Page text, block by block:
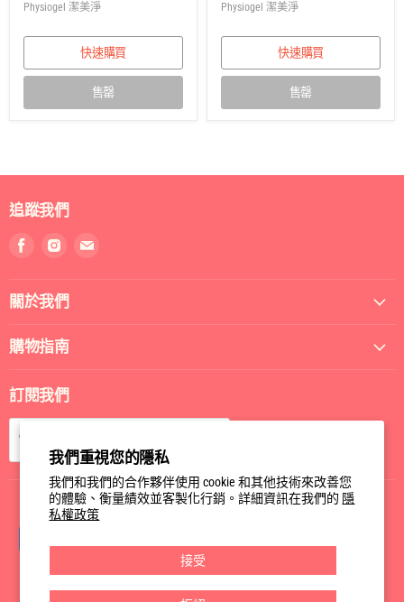
我們重視您的隱私
我們和我們的合作夥伴使用 cookie 和其他技術來改善您
的體驗、衡量績效並客製化行銷。詳細資訊在我們的 隱
私權政策
接受
Physiogel 潔美淨
快速購買
售罄
Physiogel 潔美淨
快速購買
售罄
追蹤我們
們
們
關於我們
購物指南
訂閱我們
電郵